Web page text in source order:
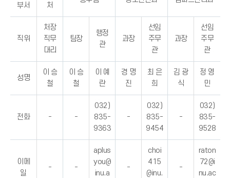
부서 처
직위
처장
직무
대리
팀장
행정
관
과장
선임
주무
관
과장
선임
주무
관
성명
이 승
철
이 승
철
이 예
란
경 명
진
최 은
희
김 광
식
정 영
민
전화 - -
032)
835-
9363
-
032)
835-
9454
-
032)
835-
9528
이메
일
- -
aplus
you@
inu.a
-
choi
415
@inu.
-
raton
72@i
nu.ac